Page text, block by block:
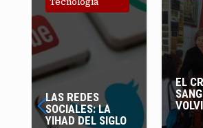
REDES
LA
DEL SIGLO
EL CRISTO
SANGRANTE
VOLVIÓ A LLORAR